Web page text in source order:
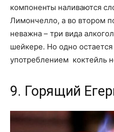
компоненты наливаются
Лимончелло, а во втором
неважна – три вида
шейкере. Но одно
употреблением коктейль
9. Горящий